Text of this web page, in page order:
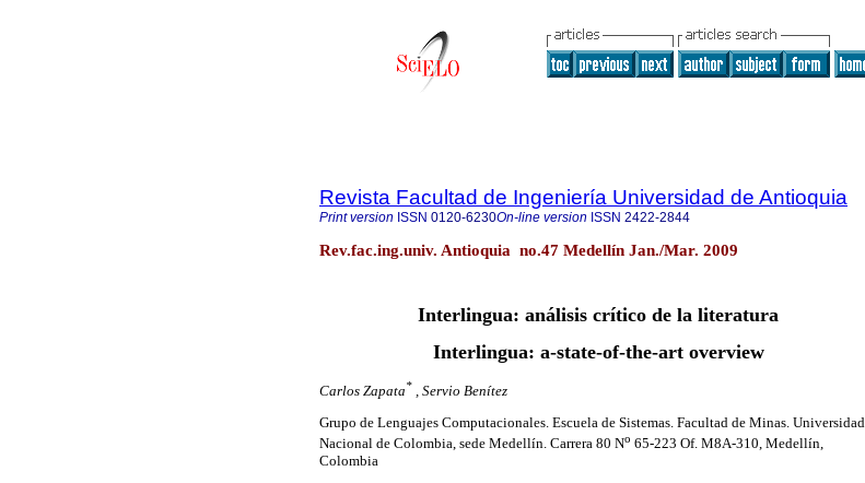
Revista Facultad de Ingeniería Universidad de Antioquia
Print version ISSN 0120-6230On-line version ISSN 2422-2844
Rev.fac.ing.univ. Antioquia no.47 Medellín Jan./Mar. 2009
Interlingua: análisis crítico de la literatura
Interlingua: a-state-of-the-art overview
Carlos Zapata*
, Servio Benítez
Grupo de Lenguajes Computacionales. Escuela de Sistemas. Facultad de Minas. Universidad
Nacional de Colombia, sede Medellín. Carrera 80 No 65-223 Of. M8A-310, Medellín,
Colombia